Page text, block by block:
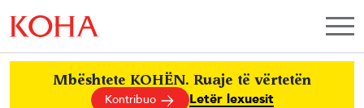
Mbështete KOHËN. Ruaje të vërtetën
Kontribuo Letër lexuesit